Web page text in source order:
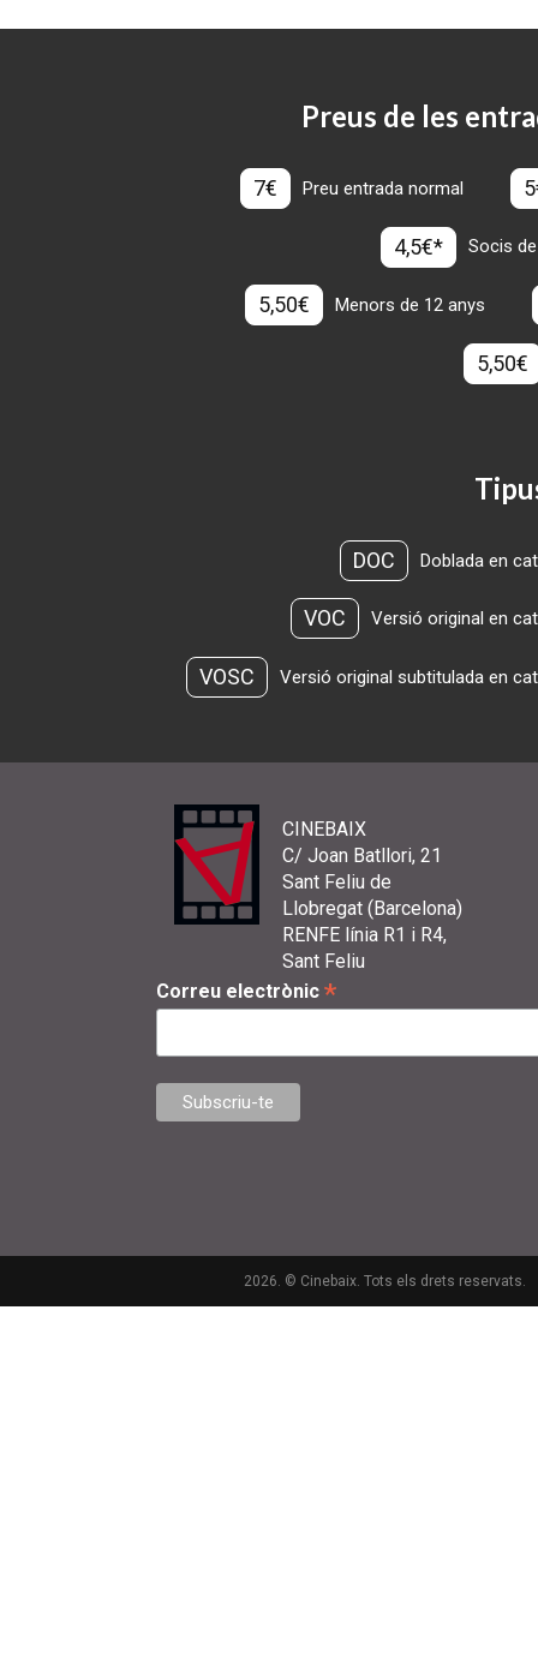
Preus de les
7€ Preu entrada normal
4,5€* Socis
5,50€ Menors de 12 anys
5,50€
DOC Doblada en
VOC Versió original en
VOSC Versió original subtitulada en
CINEBAIX
C/ Joan Batllori, 21
Sant Feliu de
Llobregat (Barcelona)
RENFE línia R1 i R4,
Sant Feliu
Correu electrònic *
2026. © Cinebaix. Tots els drets reservats.